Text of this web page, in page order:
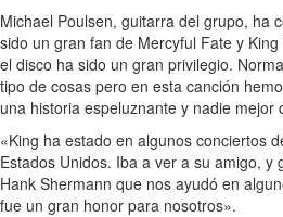
Michael Poulsen, guitarra del grupo, ha
sido un gran fan de Mercyful Fate y
el disco ha sido un gran privilegio.
tipo de cosas pero en esta canción
una historia espeluznante y nadie mejor
«King ha estado en algunos conciertos
Estados Unidos. Iba a ver a su amigo, y
Hank Shermann que nos ayudó en
fue un gran honor para nosotros».